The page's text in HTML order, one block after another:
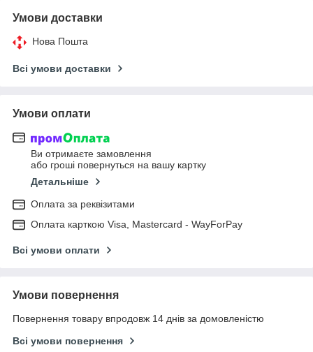
Умови доставки
Нова Пошта
Всі умови доставки
Умови оплати
Ви отримаєте замовлення
або гроші повернуться на вашу картку
Детальніше
Оплата за реквізитами
Оплата карткою Visa, Mastercard - WayForPay
Всі умови оплати
Умови повернення
Повернення товару впродовж 14 днів за домовленістю
Всі умови повернення